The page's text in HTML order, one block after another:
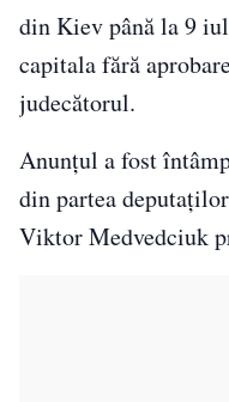
din Kiev până la 9
capitala fără
judecătorul.
Anunţul a fost
din partea
Viktor Medvedciuk